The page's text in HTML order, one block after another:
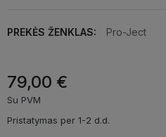
PREKĖS ŽENKLAS: Pro-Ject
79,00 €
Su PVM
Pristatymas per 1-2 d.d.